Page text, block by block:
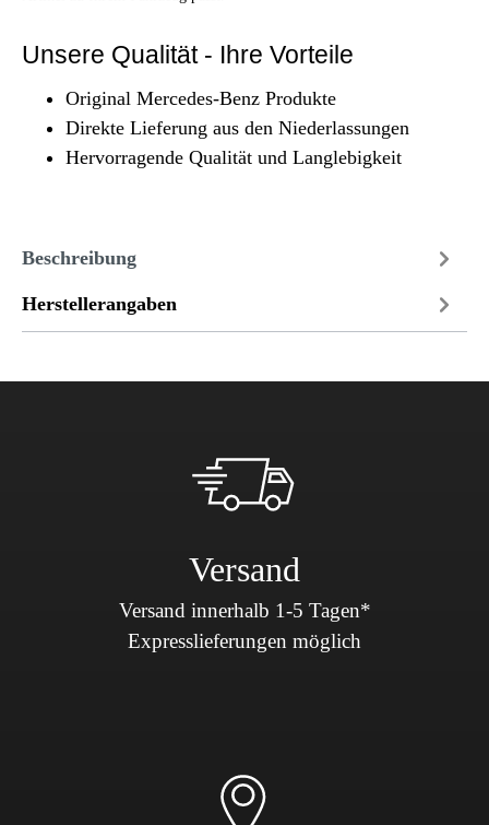
Unsere Qualität - Ihre Vorteile
Original Mercedes-Benz Produkte
Direkte Lieferung aus den Niederlassungen
Hervorragende Qualität und Langlebigkeit
Beschreibung
Herstellerangaben
Versand
Versand innerhalb 1-5 Tagen*
Expresslieferungen möglich